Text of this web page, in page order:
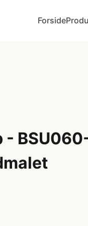
Forside
-